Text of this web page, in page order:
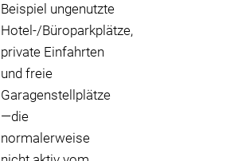
Beispiel ungenutzte
Hotel-/Büroparkplätze,
private Einfahrten
und freie
Garagenstellplätze
—die
normalerweise